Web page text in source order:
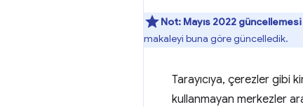
Not: Mayıs 2022 güncellemesi
makaleyi buna göre güncelledik.
Tarayıcıya, çerezler gibi
kullanmayan merkezler